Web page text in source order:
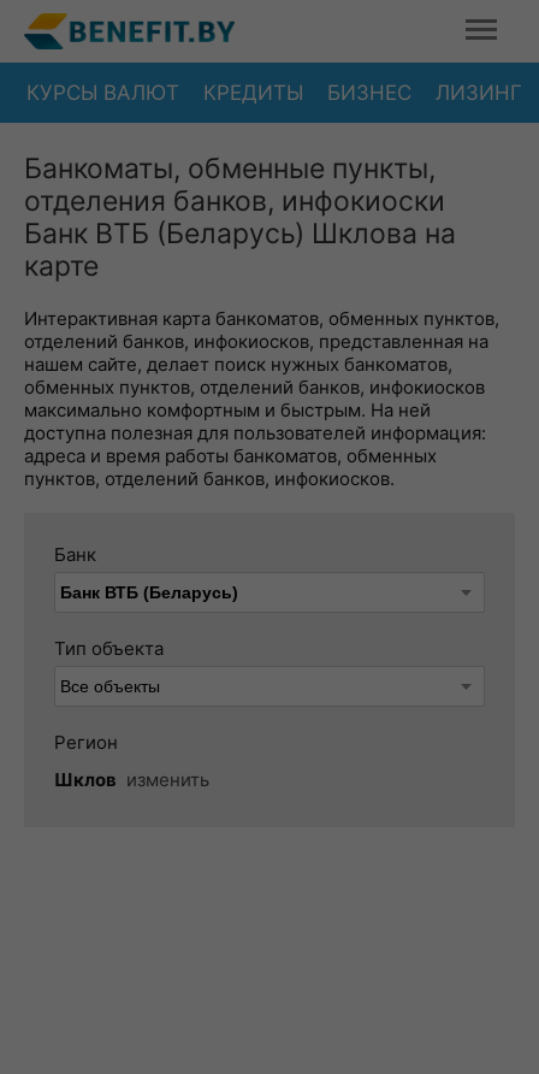
КУРСЫ ВАЛЮТ КРЕДИТЫ БИЗНЕС ЛИЗИНГ
Банкоматы, обменные пункты,
отделения банков, инфокиоски
Банк ВТБ (Беларусь) Шклова на
карте
Интерактивная карта банкоматов, обменных пунктов,
отделений банков, инфокиосков, представленная на
нашем сайте, делает поиск нужных банкоматов,
обменных пунктов, отделений банков, инфокиосков
максимально комфортным и быстрым. На ней
доступна полезная для пользователей информация:
адреса и время работы банкоматов, обменных
пунктов, отделений банков, инфокиосков.
Банк
Тип объекта
Регион
Шклов изменить